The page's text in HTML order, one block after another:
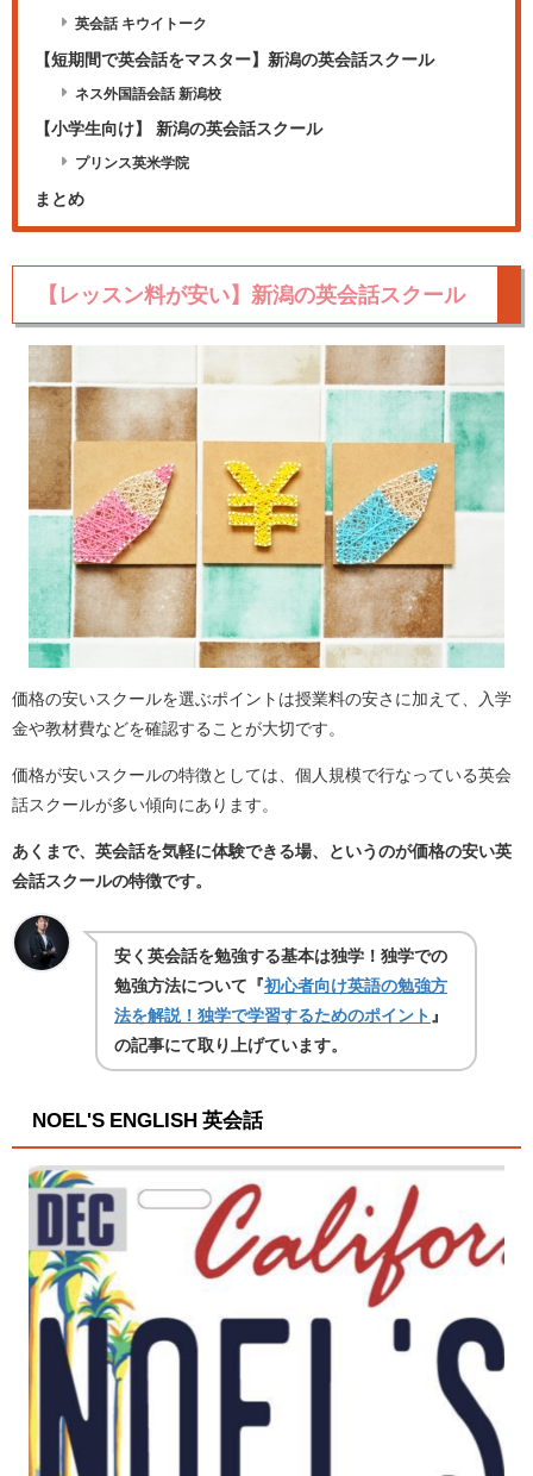
英会話 キウイトーク
【短期間で英会話をマスター】新潟の英会話スクール
ネス外国語会話 新潟校
【小学生向け】 新潟の英会話スクール
プリンス英米学院
まとめ
【レッスン料が安い】新潟の英会話スクール
価格の安いスクールを選ぶポイントは授業料の安さに加えて、入学
金や教材費などを確認することが大切です。
価格が安いスクールの特徴としては、個人規模で行なっている英会
話スクールが多い傾向にあります。
あくまで、英会話を気軽に体験できる場、というのが価格の安い英
会話スクールの特徴です。
安く英会話を勉強する基本は独学！独学での
勉強方法について『初心者向け英語の勉強方
法を解説！独学で学習するためのポイント 』
の記事にて取り上げています。
NOEL'S ENGLISH 英会話